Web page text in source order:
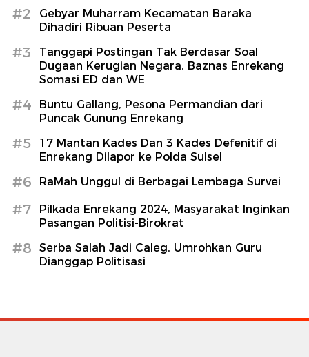
#2
Gebyar Muharram Kecamatan Baraka
Dihadiri Ribuan Peserta
#3
Tanggapi Postingan Tak Berdasar Soal
Dugaan Kerugian Negara, Baznas Enrekang
Somasi ED dan WE
#4
Buntu Gallang, Pesona Permandian dari
Puncak Gunung Enrekang
#5
17 Mantan Kades Dan 3 Kades Defenitif di
Enrekang Dilapor ke Polda Sulsel
#6 RaMah Unggul di Berbagai Lembaga Survei
#7
Pilkada Enrekang 2024, Masyarakat Inginkan
Pasangan Politisi-Birokrat
#8
Serba Salah Jadi Caleg, Umrohkan Guru
Dianggap Politisasi